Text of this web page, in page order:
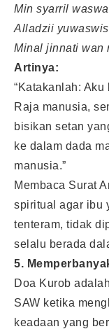
Min syarril
Alladzii
Minal jinnati wan
Artinya:
“Katakanlah:
Raja manusia,
bisikan setan
ke dalam dada
manusia.”
Membaca Surat
spiritual agar ibu
tenteram, tidak
selalu berada
5.
Doa Kurob
SAW ketika
keadaan yang